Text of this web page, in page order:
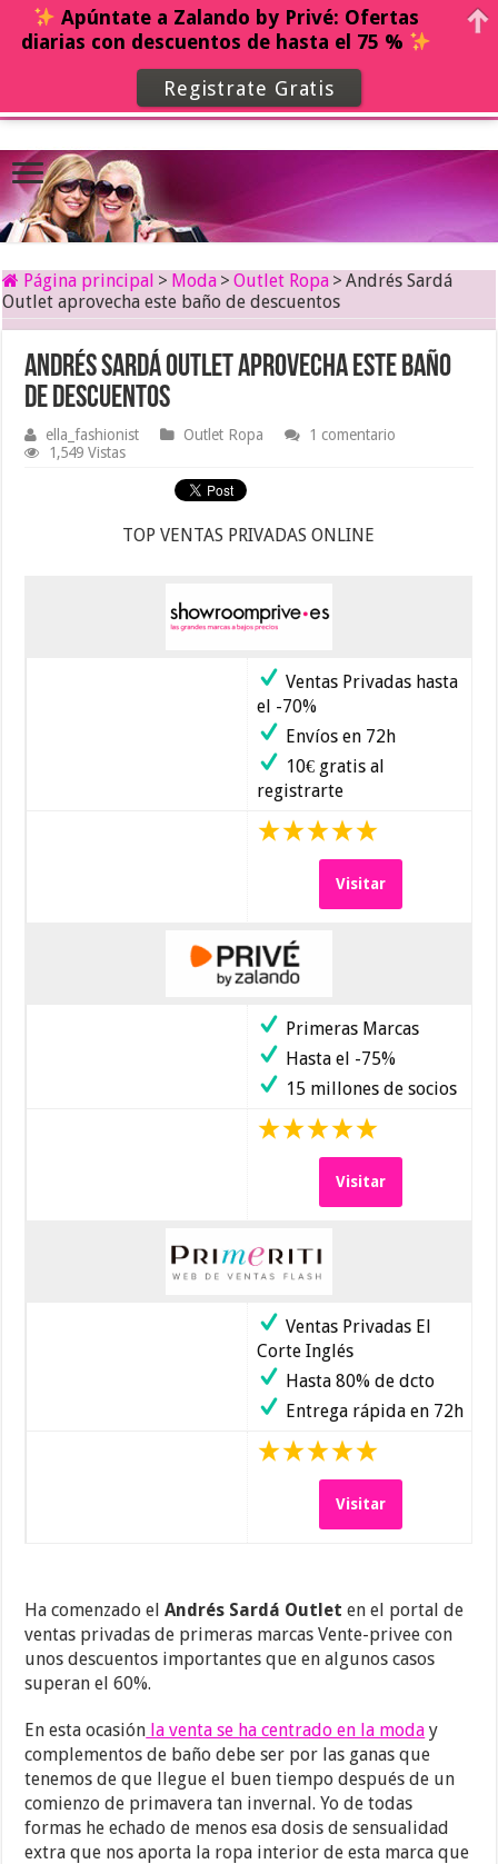
Página principal > Moda > Outlet Ropa > Andrés Sardá
Outlet aprovecha este baño de descuentos
Andrés Sardá Outlet aprovecha este baño
de descuentos
ella_fashionist Outlet Ropa
1 comentario
1,549 Vistas
TOP VENTAS PRIVADAS ONLINE
Ventas Privadas hasta
el -70%
Envíos en 72h
10€ gratis al
registrarte
Visitar
Primeras Marcas
Hasta el -75%
15 millones de socios
Visitar
Ventas Privadas El
Corte Inglés
Hasta 80% de dcto
Entrega rápida en 72h
Visitar
Ha comenzado el Andrés Sardá Outlet en el portal de
ventas privadas de primeras marcas Vente-privee con
unos descuentos importantes que en algunos casos
superan el 60%.
En esta ocasión la venta se ha centrado en la moda y
complementos de baño debe ser por las ganas que
tenemos de que llegue el buen tiempo después de un
comienzo de primavera tan invernal. Yo de todas
formas he echado de menos esa dosis de sensualidad
extra que nos aporta la ropa interior de esta marca que
Apúntate a Zalando by Privé: Ofertas
diarias con descuentos de hasta el 75 %
Registrate Gratis